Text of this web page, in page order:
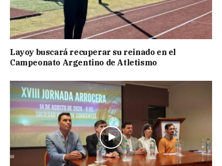
Layoy buscará recuperar su reinado en el
Campeonato Argentino de Atletismo